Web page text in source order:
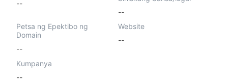
--
--
Petsa ng Epektibo ng
Domain
--
Website
--
Kumpanya
--